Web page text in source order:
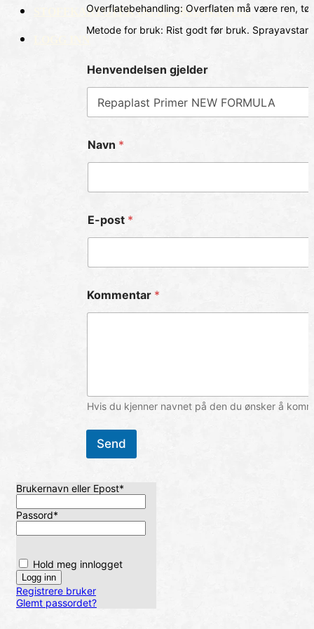
STOFFKARTOTEK OG RISIKOANALYSE
Brukernavn eller Epost*
Passord*
Hold meg innlogget
Registrere bruker
Glemt passordet?
Overflatebehandling: Overflaten må være ren,
Metode for bruk: Rist godt før bruk.
Henvendelsen gjelder
Navn *
E-post *
Kommentar *
Hvis du kjenner navnet på den du ønsker å
Send